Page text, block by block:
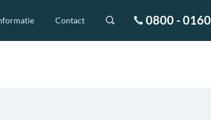
Contact 0800 - 0160